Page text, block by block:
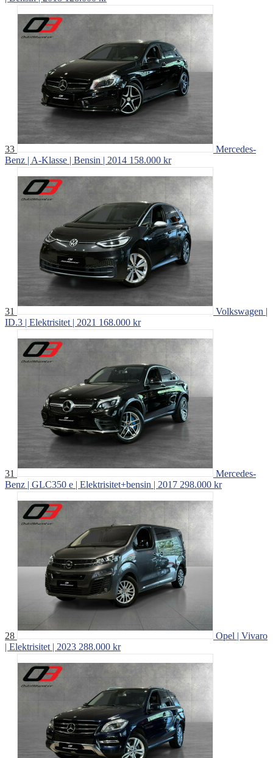
33
Mercedes-
Benz | A-Klasse | Bensin | 2014 158.000 kr
31
Volkswagen |
ID.3 | Elektrisitet | 2021 168.000 kr
31
Mercedes-
Benz | GLC350 e | Elektrisitet+bensin | 2017 298.000 kr
28
Opel | Vivaro
| Elektrisitet | 2023 288.000 kr